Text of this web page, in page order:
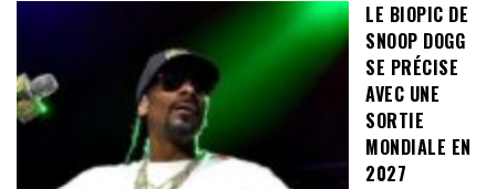
LE BIOPIC DE
SNOOP DOGG
SE PRÉCISE
AVEC UNE
SORTIE
MONDIALE EN
2027